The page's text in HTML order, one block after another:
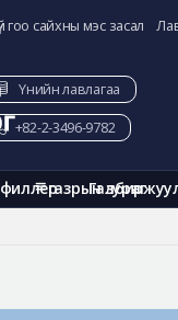
гоо сайхны мэс засал
газрын зураг
Үнийн лавлагаа
+82-2-3496-9782